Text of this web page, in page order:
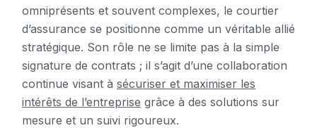
omniprésents et souvent complexes, le courtier
d’assurance se positionne comme un véritable allié
stratégique. Son rôle ne se limite pas à la simple
signature de contrats ; il s’agit d’une collaboration
continue visant à sécuriser et maximiser les
intérêts de l’entreprise grâce à des solutions sur
mesure et un suivi rigoureux.